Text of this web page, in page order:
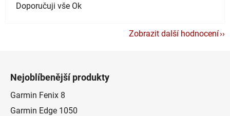
Doporučuji vše Ok
Zobrazit další hodnocení
Nejoblíbenější produkty
Garmin Fenix 8
Garmin Edge 1050